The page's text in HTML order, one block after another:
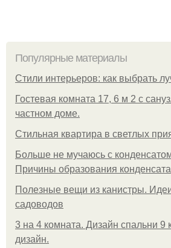
Популярные материалы
Стили интерьеров: как выбрать
Гостевая комната 17, 6 м 2 с
частном доме.
Стильная квартира в светлых
Больше не мучаюсь с
Причины образования конденсата
Полезные вещи из канистры.
садоводов
3 на 4 комната. Дизайн спальни 9
дизайн.